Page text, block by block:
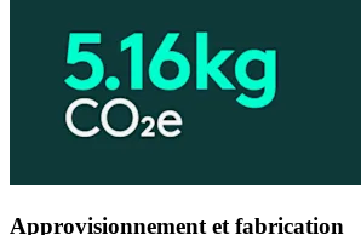
Approvisionnement et fabrication